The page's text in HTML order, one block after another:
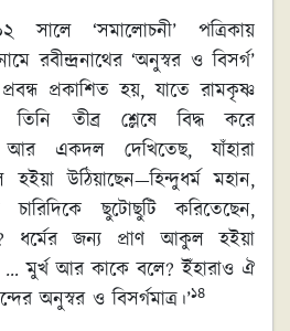
‘সমালোচনী’ পত্রিকায়
রবীন্দ্রনাথের ‘অনুস্বর ও বিসর্গ’
প্রকাশিত হয়, যাতে রামকৃষ্ণ
তিনি তীব্র শ্লেষে বিদ্ধ করে
একদল দেখিতেছ, যাঁহার‍া
হইয়া উঠিয়াছেন—হিন্দুধর্ম মহান,
ছুটোছুটি করিতেছেন,
ধর্মের জন্য প্রাণ আকুল হইয়া
… মুর্খ আর কাকে বলে? ইঁহারাও ঐ
অনুস্বর ও বিসর্গমাত্র।’১৪